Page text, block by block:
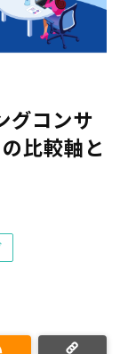
グコンサ
比較軸と